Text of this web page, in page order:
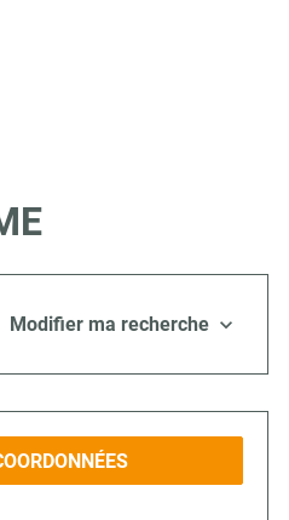
Modifier ma recherche